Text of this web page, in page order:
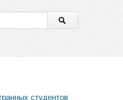
студентов